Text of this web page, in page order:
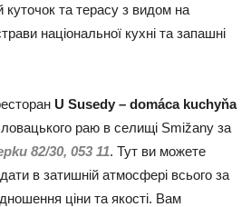
куточок та терасу з видом на
національної кухні та запашні
U Susedy – domáca kuchyňa
раю в селищі Smižany за
82/30, 053 11. Тут ви можете
в затишній атмосфері всього за
ціни та якості. Вам